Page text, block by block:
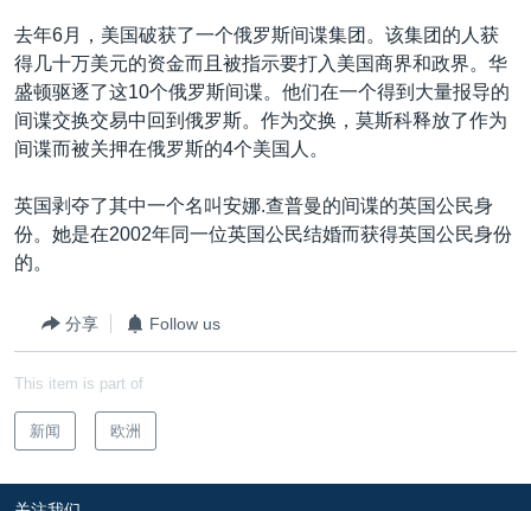
非洲
美洲
全球议题
军事
劳工
环境
国会报道
美中关系
美国建国250周年
埃博拉疫情
美国之音专访
重要讲话与声明
南中国海争端
关注新疆
VOA今日焦点
中文广播
关注我们
去年6月，美国破获了一个俄罗斯间谍集团。该集团的人获
得几十万美元的资金而且被指示要打入美国商界和政界。华
盛顿驱逐了这10个俄罗斯间谍。他们在一个得到大量报导的
间谍交换交易中回到俄罗斯。作为交换，莫斯科释放了作为
间谍而被关押在俄罗斯的4个美国人。
英国剥夺了其中一个名叫安娜.查普曼的间谍的英国公民身
份。她是在2002年同一位英国公民结婚而获得英国公民身份
的。
分享 Follow us
This item is part of
新闻 欧洲